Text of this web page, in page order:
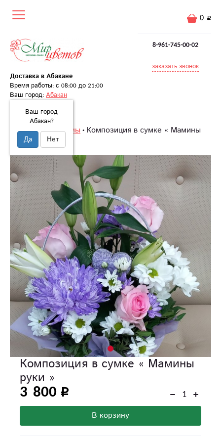
8-961-745-00-02
заказать звонок
Доставка в Абакане
Время работы: с 08:00 до 21:00
Ваш город: Абакан
Ваш город
Абакан?
Да Нет
0
Главная Для мамы Композиция в сумке « Мамины
руки »
Композиция в сумке « Мамины
руки »
3 800
В корзину